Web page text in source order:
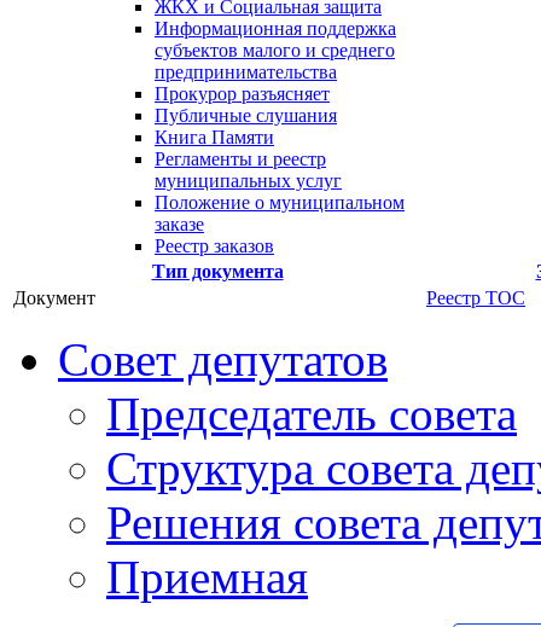
ЖКХ и Социальная защита
Информационная поддержка
субъектов малого и среднего
предпринимательства
Прокурор разъясняет
Публичные слушания
Книга Памяти
Регламенты и реестр
муниципальных услуг
Положение о муниципальном
заказе
Реестр заказов
Тип документа
Документ
Реестр ТОС
Совет депутатов
Председатель совета
Структура совета
Решения совета
Приемная